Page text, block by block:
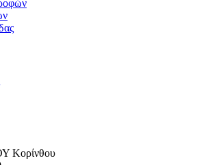
Κορίνθου